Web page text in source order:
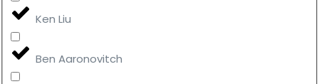
Ken Liu
Ben Aaronovitch